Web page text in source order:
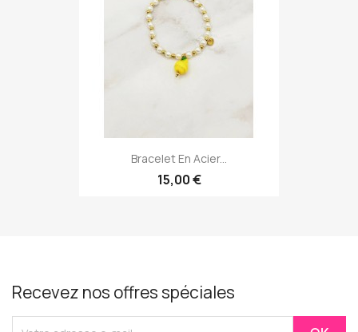
Bracelet En Acier...
15,00 €
Recevez nos offres spéciales